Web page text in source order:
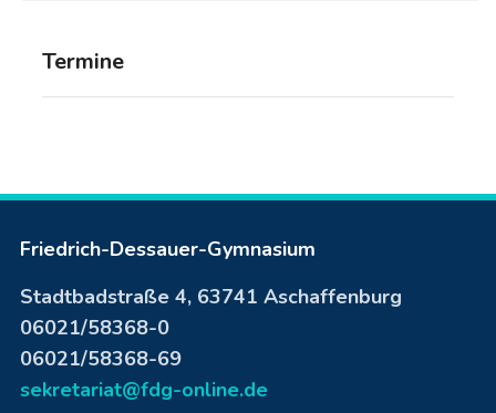
Termine
Friedrich-Dessauer-Gymnasium
Stadtbadstraße 4, 63741 Aschaffenburg
06021/58368-0
06021/58368-69
sekretariat@fdg-online.de